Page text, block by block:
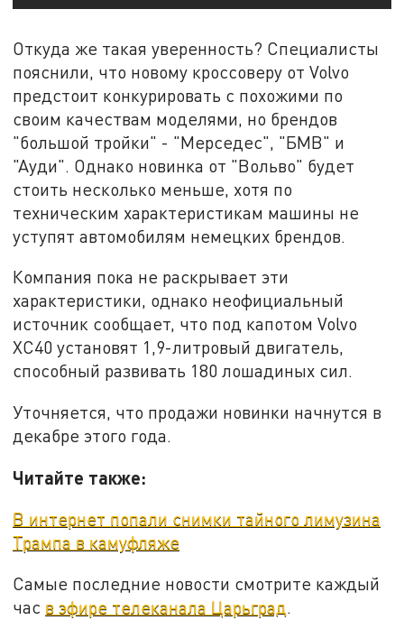
Откуда же такая уверенность? Специалисты
пояснили, что новому кроссоверу от Volvo
предстоит конкурировать с похожими по
своим качествам моделями, но брендов
"большой тройки" - "Мерседес", "БМВ" и
"Ауди". Однако новинка от "Вольво" будет
стоить несколько меньше, хотя по
техническим характеристикам машины не
уступят автомобилям немецких брендов.
Компания пока не раскрывает эти
характеристики, однако неофициальный
источник сообщает, что под капотом Volvo
XC40 установят 1,9-литровый двигатель,
способный развивать 180 лошадиных сил.
Уточняется, что продажи новинки начнутся в
декабре этого года.
Читайте также:
В интернет попали снимки тайного лимузина
Трампа в камуфляже
Самые последние новости смотрите каждый
час в эфире телеканала Царьград.